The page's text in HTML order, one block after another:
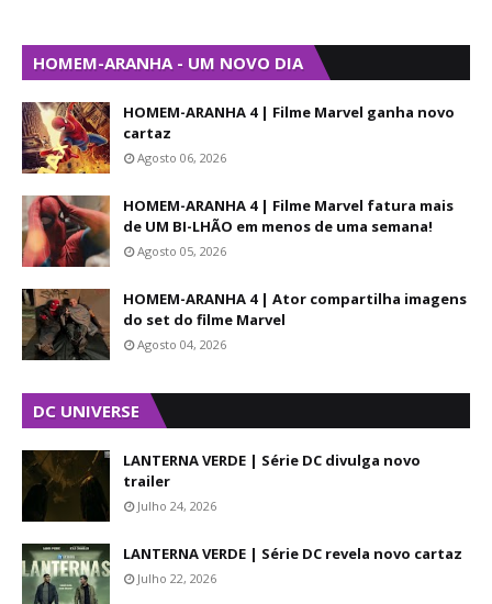
HOMEM-ARANHA - UM NOVO DIA
HOMEM-ARANHA 4 | Filme Marvel ganha novo
cartaz
Agosto 06, 2026
HOMEM-ARANHA 4 | Filme Marvel fatura mais
de UM BI-LHÃO em menos de uma semana!
Agosto 05, 2026
HOMEM-ARANHA 4 | Ator compartilha imagens
do set do filme Marvel
Agosto 04, 2026
DC UNIVERSE
LANTERNA VERDE | Série DC divulga novo
trailer
Julho 24, 2026
LANTERNA VERDE | Série DC revela novo cartaz
Julho 22, 2026